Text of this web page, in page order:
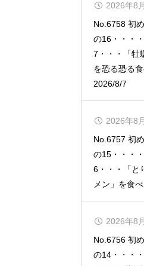
No.6758 初
の16・・・
7・・・「牡
を恐る恐る
2026/8/7
2026年8
No.6757 初
の15・・・
6・・・「と
メン」を食
2026年8
No.6756 初
の14・・・
2026年8